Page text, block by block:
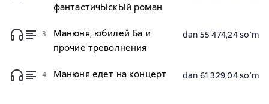
фантастичЫскЫй роман
3.
Манюня, юбилей Ба и
прочие треволнения
dan 55 474,24 soʻm
4. Манюня едет на концерт dan 61 329,04 soʻm